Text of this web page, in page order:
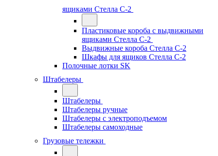
ящиками Стелла С-2
Пластиковые короба с выдвижными
ящиками Стелла С-2
Выдвижные короба Стелла С-2
Шкафы для ящиков Стелла С-2
Полочные лотки SK
Штабелеры
Штабелеры
Штабелеры ручные
Штабелеры с электроподъемом
Штабелеры самоходные
Грузовые тележки